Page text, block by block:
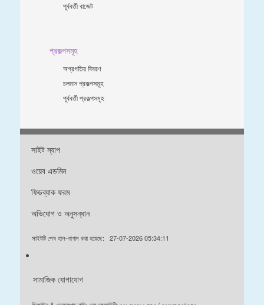
পূর্ববর্তী বাজেট
প্রকল্পসমূহ
অগ্রগতির বিবরণ
চলমান প্রকল্পসমূহ
পূর্ববর্তী প্রকল্পসমূহ
সাইট ম্যাপ
ওয়েব এডমিন
ফিডব্যাক ফরম
অভিযোগ ও অনুসন্ধান
সাইটটি শেষ হাল-নাগাদ করা হয়েছে: 27-07-2026 05:34:11
সামাজিক যোগাযোগ